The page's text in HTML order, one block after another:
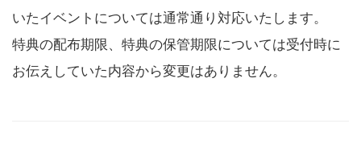
いたイベントについては通常通り対応いたします。
特典の配布期限、特典の保管期限については受付時に
お伝えしていた内容から変更はありません。